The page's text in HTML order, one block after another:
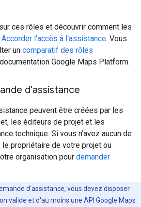
ces rôles et découvrir comment les
Accorder l'accès à l'assistance. Vous
un comparatif des rôles
Google Maps Platform.
d'assistance
peuvent être créées par les
les éditeurs de projet et les
technique. Si vous n'avez aucun de
propriétaire de votre projet ou
organisation pour demander
d'assistance, vous devez disposer
valide et d'au moins une API Google Maps